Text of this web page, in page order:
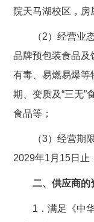
院天马湖校区，房
（2）经营业
品牌预包装食品及
有毒、易燃易爆等
期、变质及“三无”
食品等；
（3）经营期
2029年1月15日止
二、供应商的
1．满足《中